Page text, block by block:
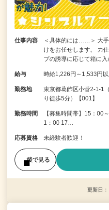
仕事内容
＜具体的には……＞ 大
けをお任せします。 力
プの誘導に応じて箱に
給与 時給1,226円～1,533円
勤務地
東京都葛飾区小菅2-1-1
り徒歩5分）【001】
勤務時間
【募集時間帯】15：00
1：00 17…
応募資格 未経験者歓迎！
後で見る
更新日